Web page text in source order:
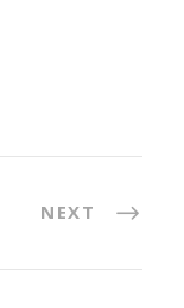
NEXT